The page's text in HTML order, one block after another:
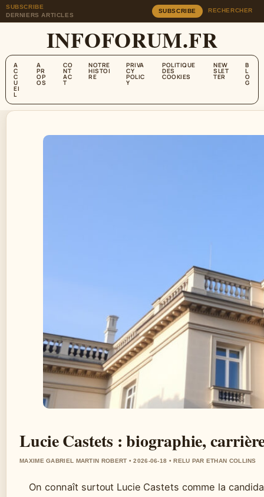
SUBSCRIBE
DERNIERS ARTICLES
SUBSCRIBE RECHERCHER
INFOFORUM.FR
A
C
C
U
EI
L
A
PR
OP
OS
CO
NT
AC
T
NOTRE
HISTOI
RE
PRIVA
CY
POLIC
Y
POLITIQUE
DES
COOKIES
NEW
SLET
TER
B
L
O
G
Lucie Castets : biographie,
MAXIME GABRIEL MARTIN ROBERT • 2026-06-18 • RELU PAR ETHAN COLLINS
On connaît surtout Lucie Castets comme la